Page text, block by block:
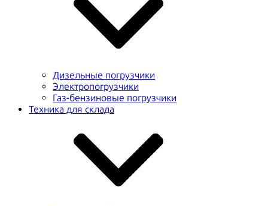
Дизельные погрузчики
Электропогрузчики
Газ-бензиновые погрузчики
Техника для склада